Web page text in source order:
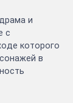
и
с
которого
в